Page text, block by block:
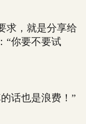
，就是分享给
“你要不要试
话也是浪费！”